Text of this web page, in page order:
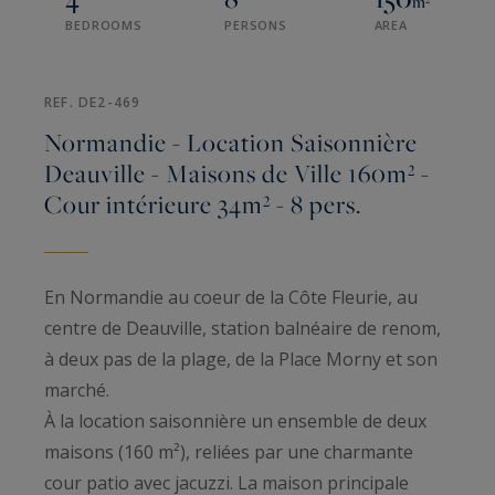
BEDROOMS PERSONS AREA
REF. DE2-469
Normandie - Location Saisonnière
Deauville - Maisons de Ville 160m² -
Cour intérieure 34m² - 8 pers.
En Normandie au coeur de la Côte Fleurie, au
centre de Deauville, station balnéaire de renom,
à deux pas de la plage, de la Place Morny et son
marché.
À la location saisonnière un ensemble de deux
maisons (160 m²), reliées par une charmante
cour patio avec jacuzzi. La maison principale